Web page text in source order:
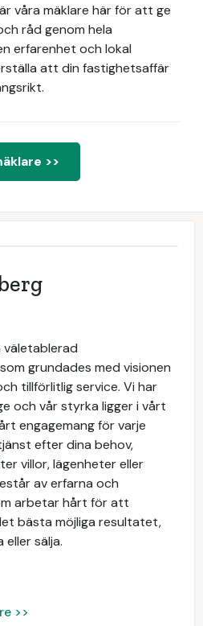
våra mäklare här för att ge
råd genom hela
erfarenhet och lokal
att din fastighetsaffär
>>
väletablerad
grundades med visionen
tillförlitlig service. Vi har
och vår styrka ligger i vårt
engagemang för varje
efter dina behov,
villor, lägenheter eller
av erfarna och
arbetar hårt för att
bästa möjliga resultatet,
sälja.
>>